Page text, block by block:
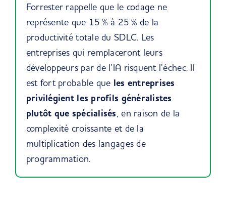
Forrester rappelle que le codage ne
représente que 15 % à 25 % de la
productivité totale du SDLC. Les
entreprises qui remplaceront leurs
développeurs par de l’IA risquent l’échec. Il
est fort probable que les entreprises
privilégient les profils généralistes
plutôt que spécialisés, en raison de la
complexité croissante et de la
multiplication des langages de
programmation.